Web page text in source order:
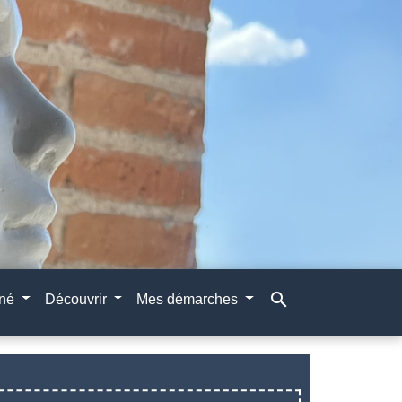
Découvrir Mes démarches search